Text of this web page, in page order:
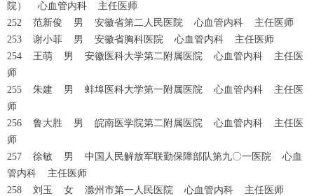
院） 心血管内科 主任医师
252 范新俊 男 安徽省第二人民医院 心血管内科 主任医师
253 谢小菲 男 安徽省胸科医院 心血管内科 主任医师
254 王萌 男 安徽医科大学第二附属医院 心血管内科 主任医
师
255 朱建 男 蚌埠医科大学第一附属医院 心血管内科 主任医
师
256 鲁大胜 男 皖南医学院第二附属医院 心血管内科 主任医
师
257 徐敏 男 中国人民解放军联勤保障部队第九〇一医院 心血
管内科 主任医师
258 刘玉 女 滁州市第一人民医院 心血管内科 主任医师